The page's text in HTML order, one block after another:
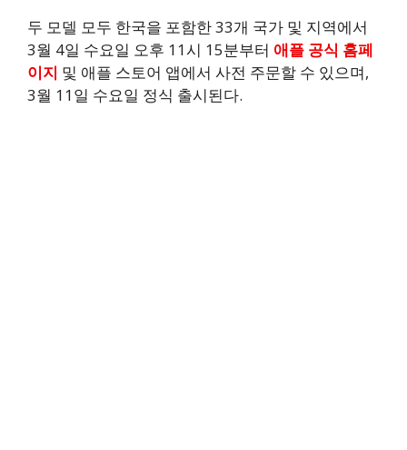
두 모델 모두 한국을 포함한 33개 국가 및 지역에서
3월 4일 수요일 오후 11시 15분부터 애플 공식 홈페
이지 및 애플 스토어 앱에서 사전 주문할 수 있으며,
3월 11일 수요일 정식 출시된다.